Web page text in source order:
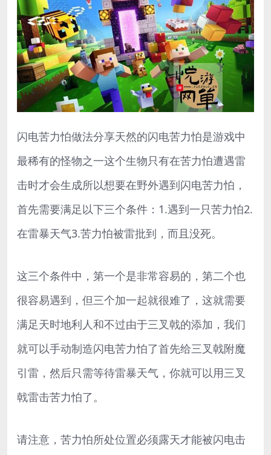
闪电苦力怕做法分享天然的闪电苦力怕是游戏中
最稀有的怪物之一这个生物只有在苦力怕遭遇雷
击时才会生成所以想要在野外遇到闪电苦力怕，
首先需要满足以下三个条件：1.遇到一只苦力怕2.
在雷暴天气3.苦力怕被雷批到，而且没死。
这三个条件中，第一个是非常容易的，第二个也
很容易遇到，但三个加一起就很难了，这就需要
满足天时地利人和不过由于三叉戟的添加，我们
就可以手动制造闪电苦力怕了首先给三叉戟附魔
引雷，然后只需等待雷暴天气，你就可以用三叉
戟雷击苦力怕了。
请注意，苦力怕所处位置必须露天才能被闪电击